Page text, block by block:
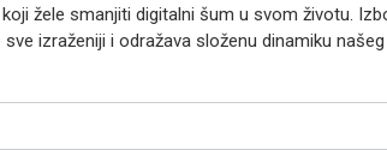
žele smanjiti digitalni šum u svom životu.
izraženiji i odražava složenu dinamiku